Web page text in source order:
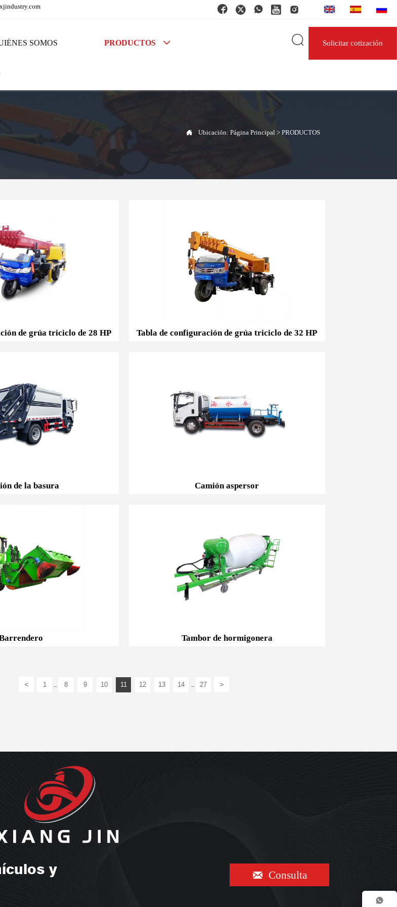
    
SOMOS PRODUCTOS   Solicitar cotización
 Ubicación:Página Principal >PRODUCTOS
de grúa triciclo de 28 HP Tabla de configuración de grúa triciclo de 32 HP
de la basura Camión aspersor
Tambor de hormigonera
< 1 8 9 10 11 12 13 14 27 >
y
 Consulta
